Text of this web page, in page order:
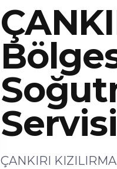
Servisi
ÇANKIRI